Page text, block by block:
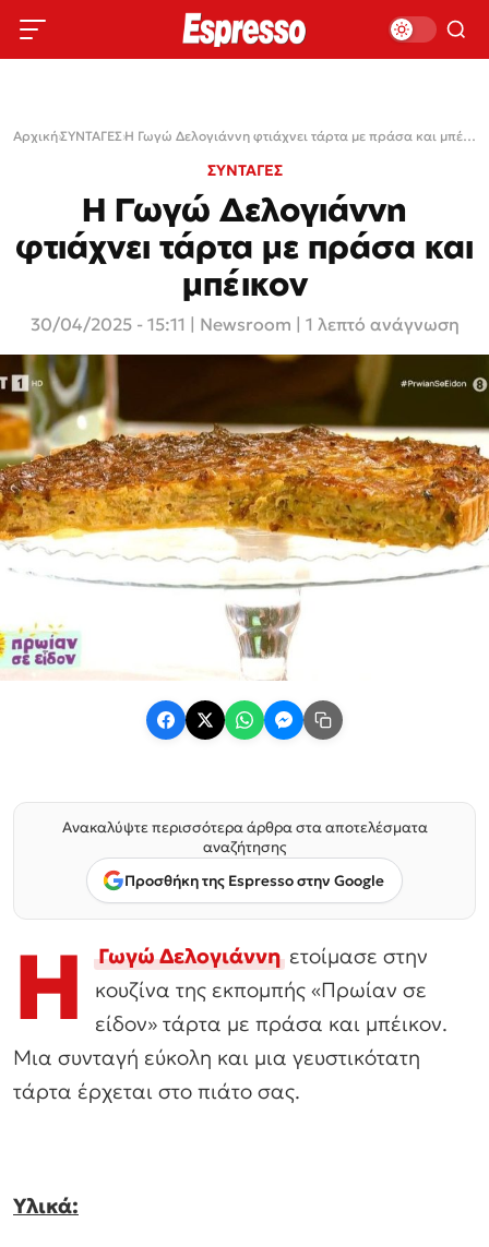
Αρχική›ΣΥΝΤΑΓΕΣ› Η Γωγώ Δελογιάννη φτιάχνει τάρτα με πράσα και μπέικον
ΣΥΝΤΑΓΕΣ
Η Γωγώ Δελογιάννη
φτιάχνει τάρτα με πράσα και
μπέικον
30/04/2025 - 15:11 Newsroom | 1 λεπτό ανάγνωση
Ανακαλύψτε περισσότερα άρθρα στα αποτελέσματα
αναζήτησης
Προσθήκη της Espresso στην Google
Η Γωγώ Δελογιάννηετοίμασε στην
κουζίνα της εκπομπής «Πρωίαν σε
είδον» τάρτα με πράσα και μπέικον.
Μια συνταγή εύκολη και μια γευστικότατη
τάρτα έρχεται στο πιάτο σας.
Υλικά: